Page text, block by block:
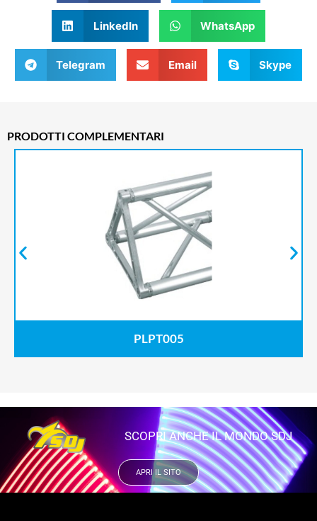
LinkedIn WhatsApp
Telegram Email Skype
PRODOTTI COMPLEMENTARI
PLPT005
SCOPRI ANCHE IL MONDO SDJ
APRI IL SITO